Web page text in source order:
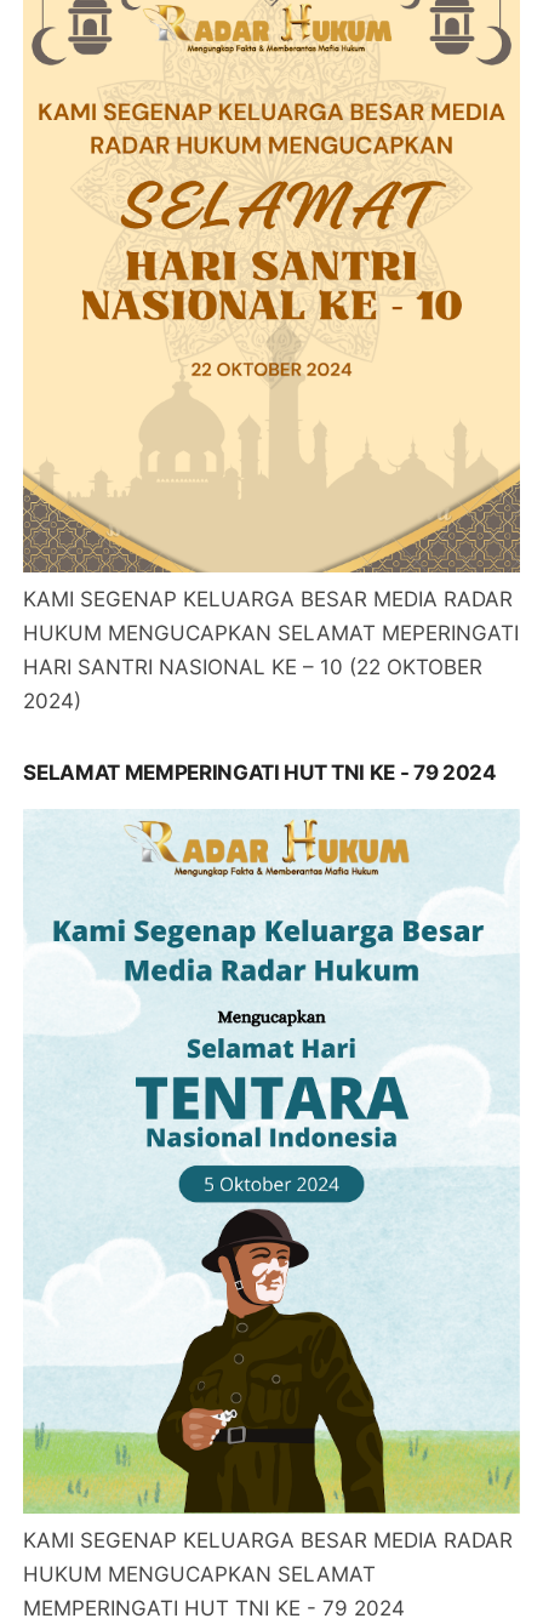
KAMI SEGENAP KELUARGA BESAR MEDIA RADAR
HUKUM MENGUCAPKAN SELAMAT MEPERINGATI
HARI SANTRI NASIONAL KE – 10 (22 OKTOBER
2024)
SELAMAT MEMPERINGATI HUT TNI KE - 79 2024
KAMI SEGENAP KELUARGA BESAR MEDIA RADAR
HUKUM MENGUCAPKAN SELAMAT
MEMPERINGATI HUT TNI KE - 79 2024